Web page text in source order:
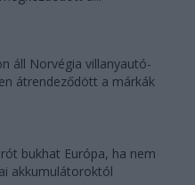
áll Norvégia villanyautó-
átrendeződött a márkák
bukhat Európa, ha nem
akkumulátoroktól